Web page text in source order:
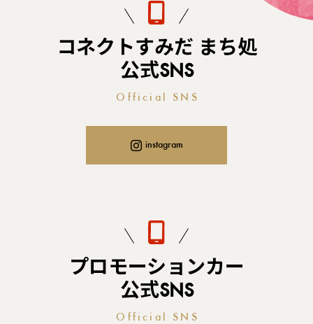
コネクトすみだ まち処
公式SNS
Official SNS
instagram
プロモーションカー
公式SNS
Official SNS